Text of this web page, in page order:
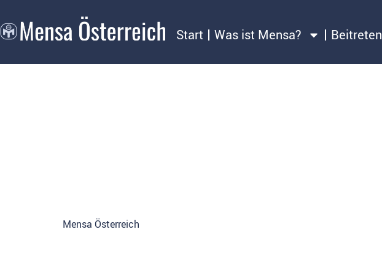
Start Was ist Mensa? Beitreten
Mensa Österreich